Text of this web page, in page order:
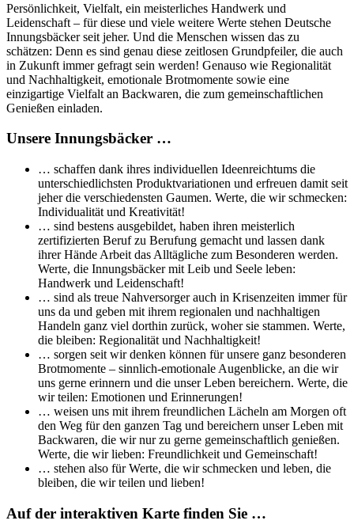
Persönlichkeit, Vielfalt, ein meisterliches Handwerk und
Leidenschaft – für diese und viele weitere Werte stehen Deutsche
Innungsbäcker seit jeher. Und die Menschen wissen das zu
schätzen: Denn es sind genau diese zeitlosen Grundpfeiler, die auch
in Zukunft immer gefragt sein werden! Genauso wie Regionalität
und Nachhaltigkeit, emotionale Brotmomente sowie eine
einzigartige Vielfalt an Backwaren, die zum gemeinschaftlichen
Genießen einladen.
Unsere Innungsbäcker …
… schaffen dank ihres individuellen Ideenreichtums die
unterschiedlichsten Produktvariationen und erfreuen damit seit
jeher die verschiedensten Gaumen. Werte, die wir schmecken:
Individualität und Kreativität!
… sind bestens ausgebildet, haben ihren meisterlich
zertifizierten Beruf zu Berufung gemacht und lassen dank
ihrer Hände Arbeit das Alltägliche zum Besonderen werden.
Werte, die Innungsbäcker mit Leib und Seele leben:
Handwerk und Leidenschaft!
… sind als treue Nahversorger auch in Krisenzeiten immer für
uns da und geben mit ihrem regionalen und nachhaltigen
Handeln ganz viel dorthin zurück, woher sie stammen. Werte,
die bleiben: Regionalität und Nachhaltigkeit!
… sorgen seit wir denken können für unsere ganz besonderen
Brotmomente – sinnlich-emotionale Augenblicke, an die wir
uns gerne erinnern und die unser Leben bereichern. Werte, die
wir teilen: Emotionen und Erinnerungen!
… weisen uns mit ihrem freundlichen Lächeln am Morgen oft
den Weg für den ganzen Tag und bereichern unser Leben mit
Backwaren, die wir nur zu gerne gemeinschaftlich genießen.
Werte, die wir lieben: Freundlichkeit und Gemeinschaft!
… stehen also für Werte, die wir schmecken und leben, die
bleiben, die wir teilen und lieben!
Auf der interaktiven Karte finden Sie …